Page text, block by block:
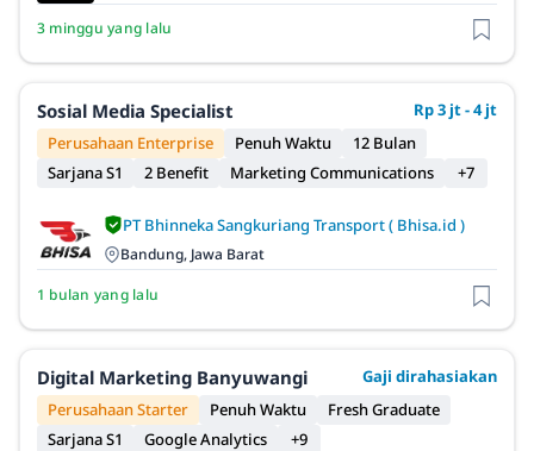
3 minggu yang lalu
Sosial Media Specialist
Rp 3 jt - 4 jt
Perusahaan Enterprise
Penuh Waktu
12 Bulan
Sarjana S1
2 Benefit Marketing Communications +7
PT Bhinneka Sangkuriang Transport ( Bhisa.id )
Bandung, Jawa Barat
1 bulan yang lalu
Digital Marketing Banyuwangi
Gaji dirahasiakan
Perusahaan Starter
Penuh Waktu
Fresh Graduate
Sarjana S1
Google Analytics +9